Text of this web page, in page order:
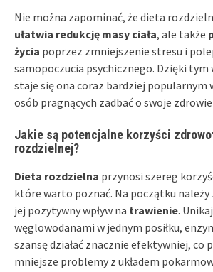
Nie można zapominać, że dieta
ułatwia redukcję masy ciała, ale także
życia poprzez zmniejszenie stresu i
samopoczucia psychicznego. Dzięki
staje się ona coraz bardziej popularnym
osób pragnących zadbać o swoje
Jakie są potencjalne korzyści
rozdzielnej?
Dieta rozdzielna przynosi szereg
które warto poznać. Na początku należy
jej pozytywny wpływ na trawienie.
węglowodanami w jednym posiłku,
szansę działać znacznie efektywniej, co
mniejsze problemy z układem